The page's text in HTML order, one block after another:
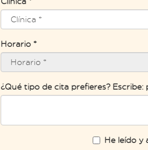
Horario *
¿Qué tipo de cita prefieres?
He leído y